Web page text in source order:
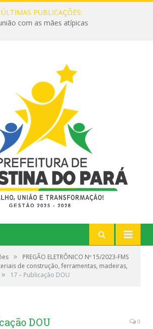
ÚLTIMAS PUBLICAÇÕES:
com as mães atípicas
»
PREGÃO ELETRÔNICO Nº 15/2023-FMS
de construção, ferramentas, madeiras,
» 17 – Publicação DOU
DOU 0